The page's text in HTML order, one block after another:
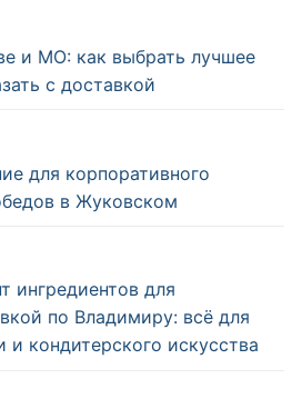
и МО: как выбрать лучшее
с доставкой
для корпоративного
в Жуковском
ингредиентов для
по Владимиру: всё для
и кондитерского искусства